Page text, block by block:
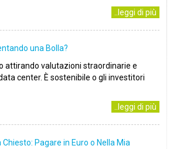
..leggi di più
una Bolla?
attirando valutazioni straordinarie e
center. È sostenibile o gli investitori
..leggi di più
Chiesto: Pagare in Euro o Nella Mia